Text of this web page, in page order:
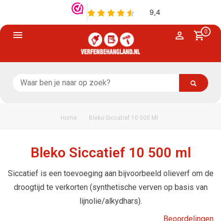
0
Home Bleko Siccatief 10 500 Ml
Bleko Siccatief 10 500 ml
Siccatief is een toevoeging aan bijvoorbeeld olieverf om de
droogtijd te verkorten (synthetische verven op basis van
lijnolie/alkydhars).
Beoordelingen